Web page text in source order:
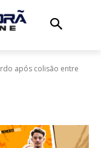
após colisão entre